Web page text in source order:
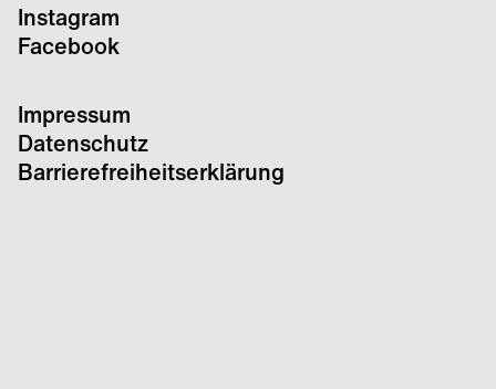
Instagram
Facebook
Impressum
Datenschutz
Barrierefreiheitserklärung